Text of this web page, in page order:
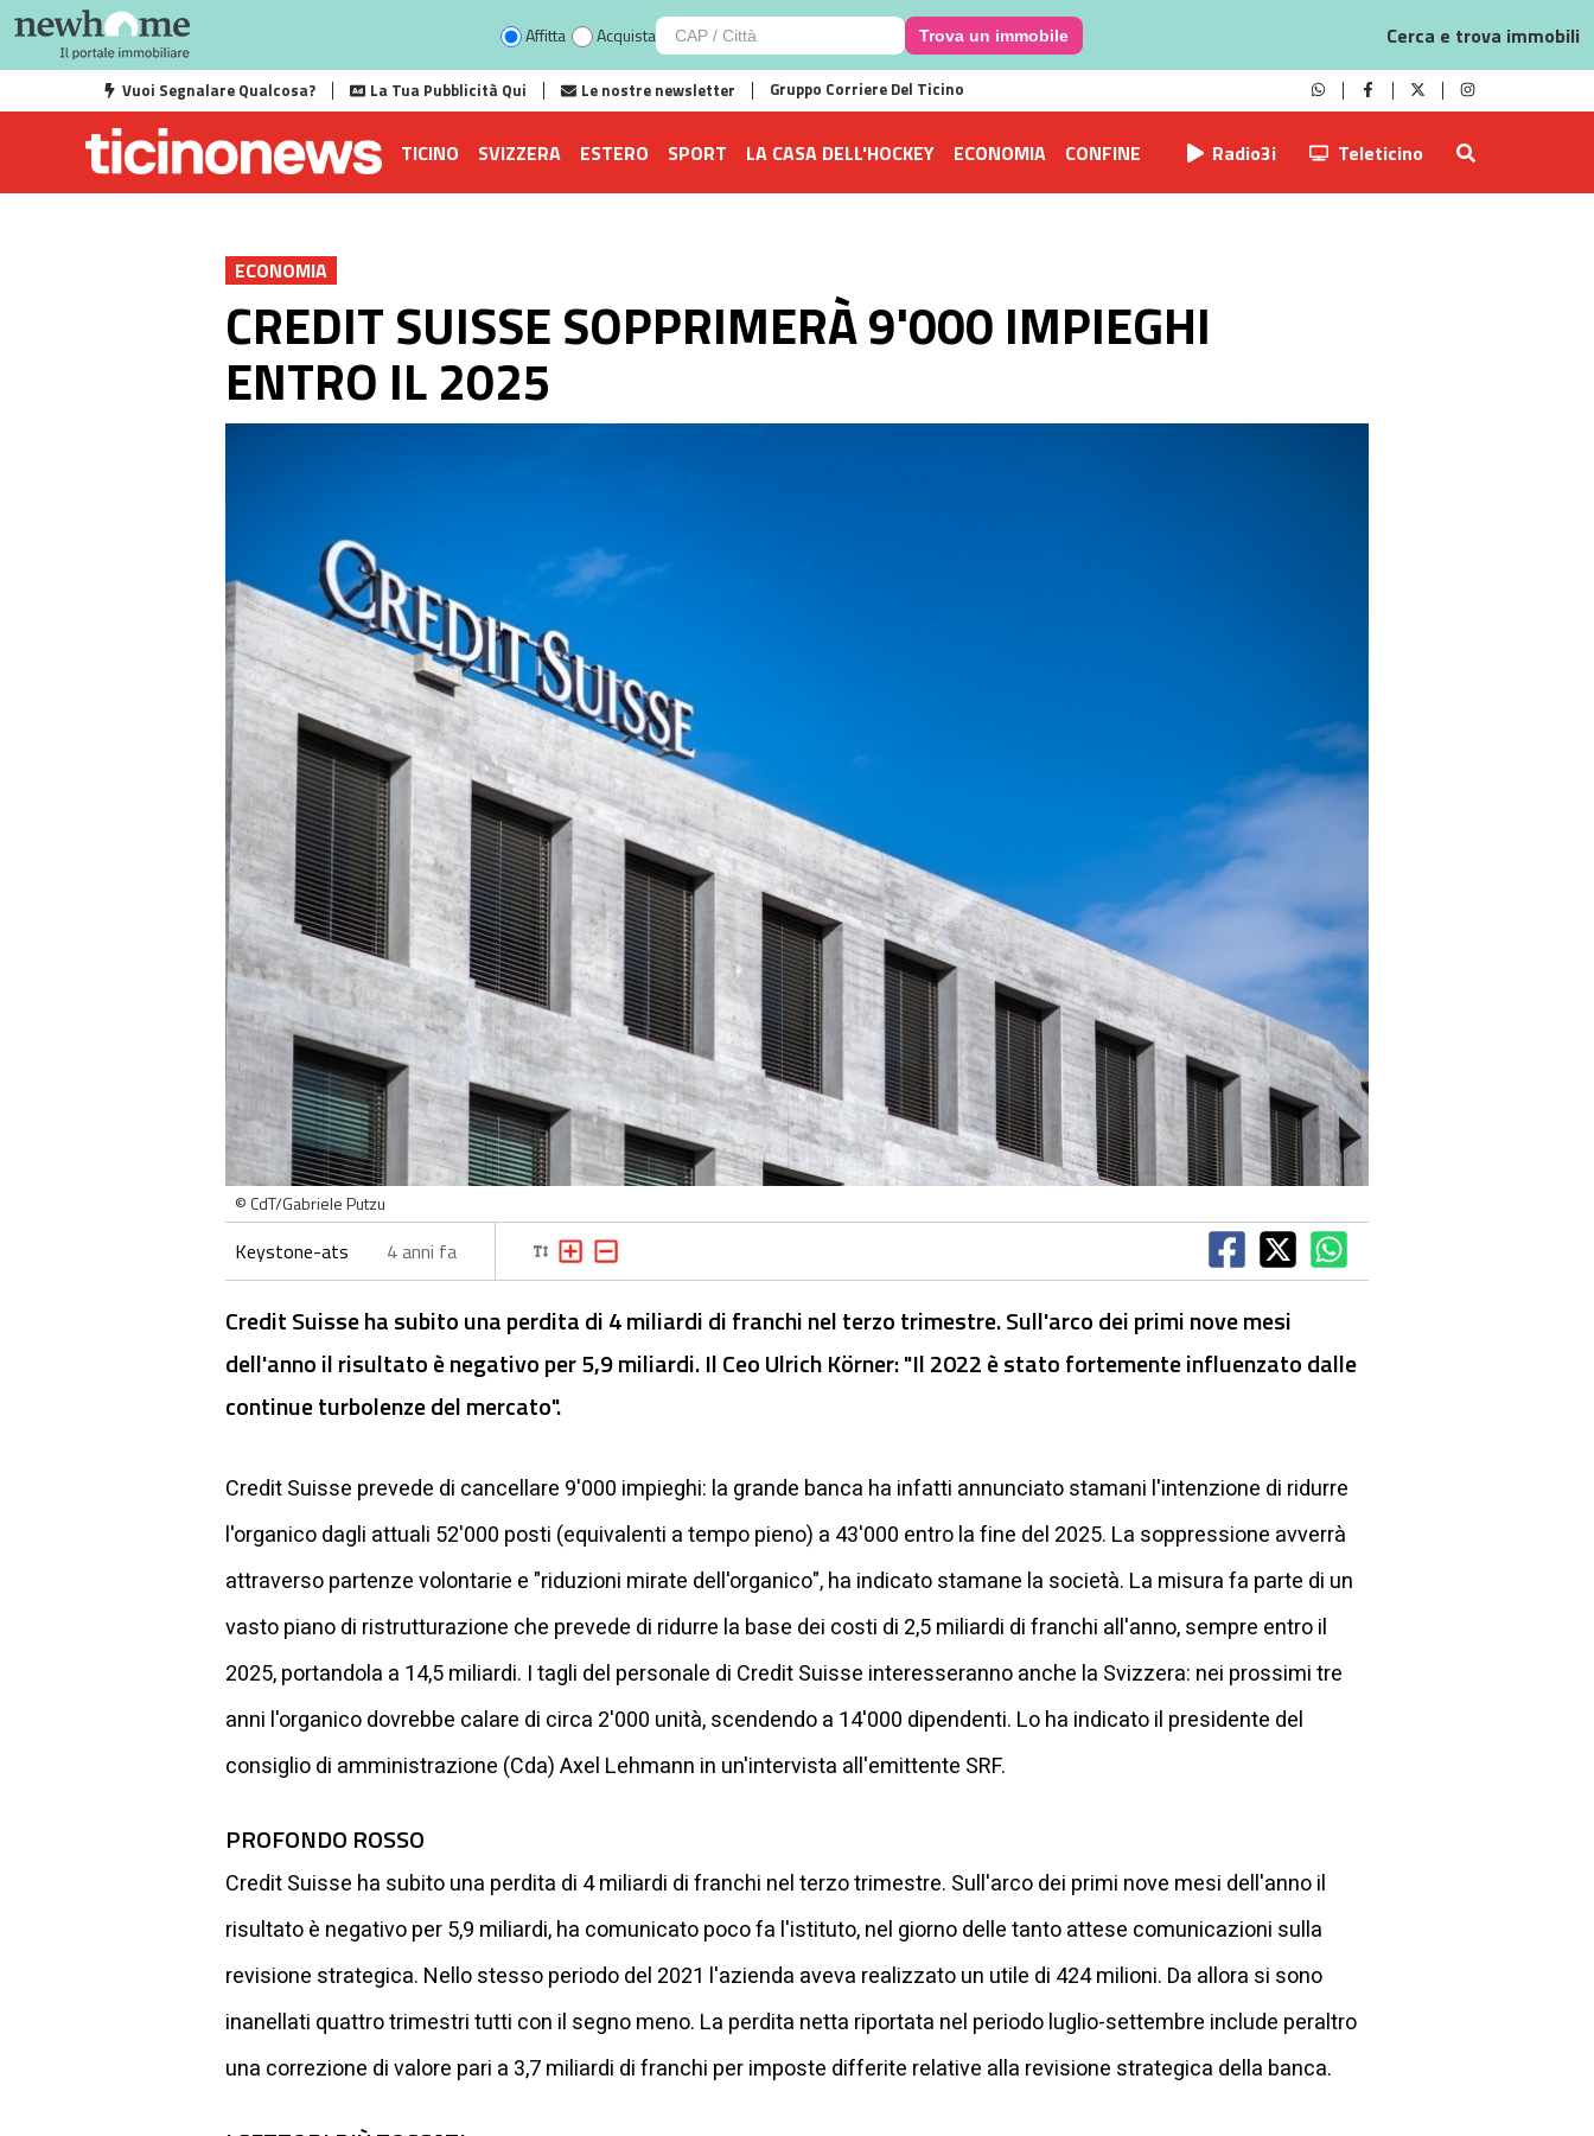
Affitta Acquista Trova un immobile Cerca e trova immobili
Vuoi Segnalare Qualcosa? La Tua Pubblicità Qui Le nostre newsletter Gruppo Corriere Del Ticino
TICINO SVIZZERA ESTERO SPORT LA CASA DELL'HOCKEY ECONOMIA CONFINE Radio3i Teleticino
ECONOMIA
CREDIT SUISSE SOPPRIMERÀ 9'000 IMPIEGHI
ENTRO IL 2025
© CdT/Gabriele Putzu
Keystone-ats 4 anni fa
Credit Suisse ha subito una perdita di 4 miliardi di franchi nel terzo trimestre. Sull'arco dei primi nove mesi
dell'anno il risultato è negativo per 5,9 miliardi. Il Ceo Ulrich Körner: "Il 2022 è stato fortemente influenzato dalle
continue turbolenze del mercato".
Credit Suisse prevede di cancellare 9'000 impieghi: la grande banca ha infatti annunciato stamani l'intenzione di ridurre
l'organico dagli attuali 52'000 posti (equivalenti a tempo pieno) a 43'000 entro la fine del 2025. La soppressione avverrà
attraverso partenze volontarie e "riduzioni mirate dell'organico", ha indicato stamane la società. La misura fa parte di un
vasto piano di ristrutturazione che prevede di ridurre la base dei costi di 2,5 miliardi di franchi all'anno, sempre entro il
2025, portandola a 14,5 miliardi. I tagli del personale di Credit Suisse interesseranno anche la Svizzera: nei prossimi tre
anni l'organico dovrebbe calare di circa 2'000 unità, scendendo a 14'000 dipendenti. Lo ha indicato il presidente del
consiglio di amministrazione (Cda) Axel Lehmann in un'intervista all'emittente SRF.
PROFONDO ROSSO
Credit Suisse ha subito una perdita di 4 miliardi di franchi nel terzo trimestre. Sull'arco dei primi nove mesi dell'anno il
risultato è negativo per 5,9 miliardi, ha comunicato poco fa l'istituto, nel giorno delle tanto attese comunicazioni sulla
revisione strategica. Nello stesso periodo del 2021 l'azienda aveva realizzato un utile di 424 milioni. Da allora si sono
inanellati quattro trimestri tutti con il segno meno. La perdita netta riportata nel periodo luglio-settembre include peraltro
una correzione di valore pari a 3,7 miliardi di franchi per imposte differite relative alla revisione strategica della banca.